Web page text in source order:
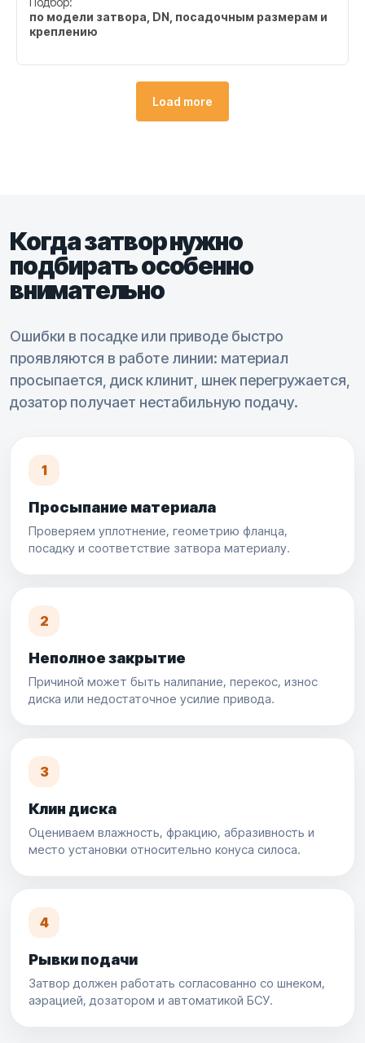
по модели затвора, DN, посадочным размерам и
креплению
Load more
Когда затвор нужно
подбирать особенно
внимательно
Ошибки в посадке или приводе быстро
проявляются в работе линии: материал
просыпается, диск клинит, шнек перегружается,
дозатор получает нестабильную подачу.
1
Просыпание материала
Проверяем уплотнение, геометрию фланца,
посадку и соответствие затвора материалу.
2
Неполное закрытие
Причиной может быть налипание, перекос, износ
диска или недостаточное усилие привода.
3
Клин диска
Оцениваем влажность, фракцию, абразивность и
место установки относительно конуса силоса.
4
Рывки подачи
Затвор должен работать согласованно со шнеком,
аэрацией, дозатором и автоматикой БСУ.